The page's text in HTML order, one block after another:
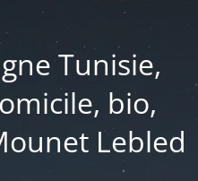
Tunisie,
bio,
Lebled